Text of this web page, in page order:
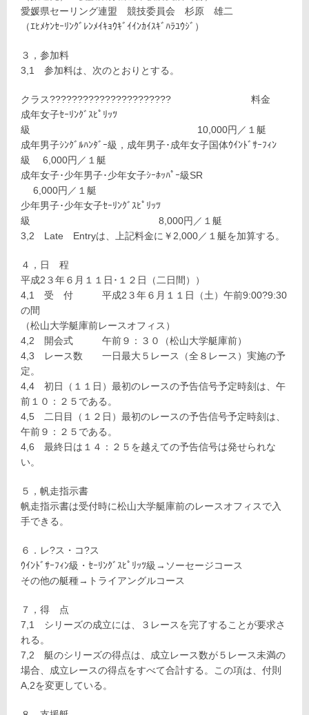
愛媛県セーリング連盟 競技委員会 杉原 雄二
（ｴﾋﾒｹﾝｾｰﾘﾝｸﾞﾚﾝﾒｲｷｮｳｷﾞｲｲﾝｶｲｽｷﾞﾊﾗﾕｳｼﾞ）
３，参加料
3,1 参加料は、次のとおりとする。
クラス?????????????????????? 料金
成年女子ｾｰﾘﾝｸﾞｽﾋﾟﾘｯﾂ
級 10,000円／１艇
成年男子ｼﾝｸﾞﾙﾊﾝﾀﾞｰ級，成年男子･成年女子国体ｳｲﾝﾄﾞｻｰﾌｨﾝ
級 6,000円／１艇
成年女子･少年男子･少年女子ｼｰﾎｯﾊﾟｰ級SR
6,000円／１艇
少年男子･少年女子ｾｰﾘﾝｸﾞｽﾋﾟﾘｯﾂ
級 8,000円／１艇
3,2 Late Entryは、上記料金に￥2,000／１艇を加算する。
４，日 程
平成2３年６月１１日･１２日（二日間））
4,1 受 付 平成2３年６月１１日（土）午前9:00?9:30
の間
（松山大学艇庫前レースオフィス）
4,2 開会式 午前９：３０（松山大学艇庫前）
4,3 レース数 一日最大５レース（全８レース）実施の予
定。
4,4 初日（１１日）最初のレースの予告信号予定時刻は、午
前１０：２５である。
4,5 二日目（１２日）最初のレースの予告信号予定時刻は、
午前９：２５である。
4,6 最終日は１４：２５を越えての予告信号は発せられな
い。
５，帆走指示書
帆走指示書は受付時に松山大学艇庫前のレースオフィスで入
手できる。
６．レ?ス・コ?ス
ｳｲﾝﾄﾞｻｰﾌｨﾝ級・ｾｰﾘﾝｸﾞｽﾋﾟﾘｯﾂ級→ソーセージコース
その他の艇種→トライアングルコース
７，得 点
7,1 シリーズの成立には、３レースを完了することが要求さ
れる。
7,2 艇のシリーズの得点は、成立レース数が５レース未満の
場合、成立レースの得点をすべて合計する。この項は、付則
A,2を変更している。